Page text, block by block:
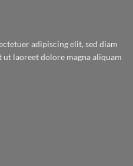
adipiscing elit, sed diam
laoreet dolore magna aliquam